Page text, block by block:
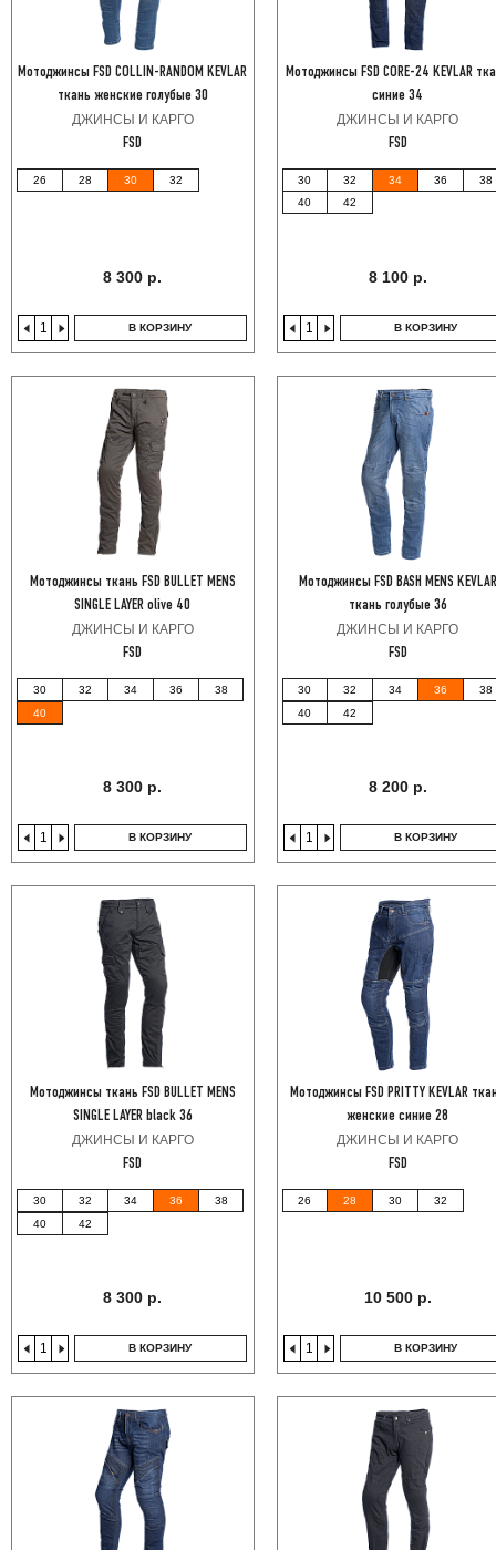
Мотоджинсы FSD COLLIN-RANDOM KEVLAR
ткань женские голубые 30
ДЖИНСЫ И КАРГО
FSD
26 28 30 32
8 300 р.
В КОРЗИНУ
Мотоджинсы FSD CORE-24 KEVLAR
синие 34
ДЖИНСЫ И КАРГО
FSD
30 32 34 36
38
40
42
8 100 р.
В КОРЗИНУ
Мотоджинсы ткань FSD BULLET MENS
SINGLE LAYER olive 40
ДЖИНСЫ И КАРГО
FSD
30 32 34 36
38
40
8 300 р.
В КОРЗИНУ
Мотоджинсы FSD BASH MENS KEVLAR
ткань голубые 36
ДЖИНСЫ И КАРГО
FSD
30 32 34 36
38
40
42
8 200 р.
В КОРЗИНУ
Мотоджинсы ткань FSD BULLET MENS
SINGLE LAYER black 36
ДЖИНСЫ И КАРГО
FSD
30 32 34 36
38
40
42
8 300 р.
В КОРЗИНУ
Мотоджинсы FSD PRITTY KEVLAR
женские синие 28
ДЖИНСЫ И КАРГО
FSD
26 28 30 32
10 500 р.
В КОРЗИНУ